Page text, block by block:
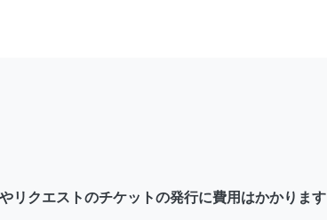
リクエストのチケットの発行に費用はかかります